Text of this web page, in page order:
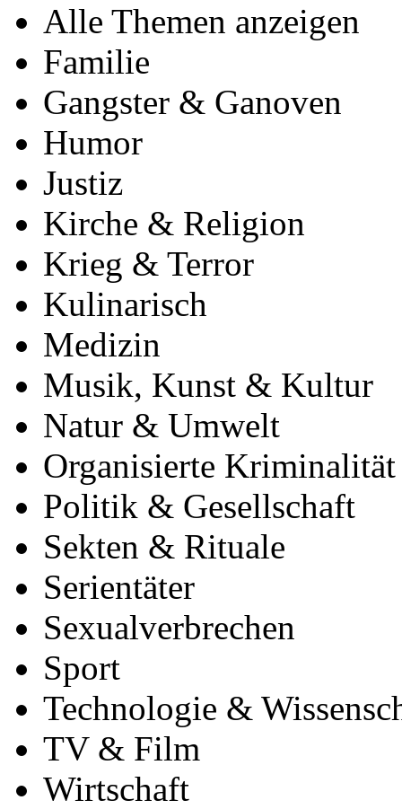
Alle Themen anzeigen
Familie
Gangster & Ganoven
Humor
Justiz
Kirche & Religion
Krieg & Terror
Kulinarisch
Medizin
Musik, Kunst & Kultur
Natur & Umwelt
Organisierte Kriminalität
Politik & Gesellschaft
Sekten & Rituale
Serientäter
Sexualverbrechen
Sport
Technologie &
TV & Film
Wirtschaft